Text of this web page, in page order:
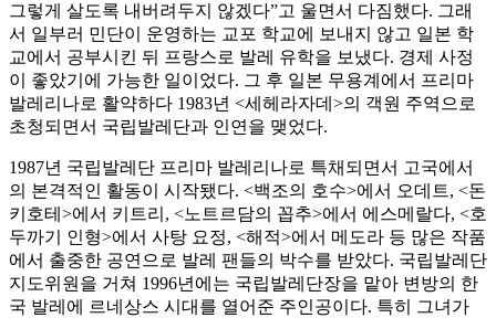
그렇게 살도록 내버려두지 않겠다”고 울면서 다짐했다. 그래
서 일부러 민단이 운영하는 교포 학교에 보내지 않고 일본 학
교에서 공부시킨 뒤 프랑스로 발레 유학을 보냈다. 경제 사정
이 좋았기에 가능한 일이었다. 그 후 일본 무용계에서 프리마
발레리나로 활약하다 1983년 <세헤라자데>의 객원 주역으로
초청되면서 국립발레단과 인연을 맺었다.
1987년 국립발레단 프리마 발레리나로 특채되면서 고국에서
의 본격적인 활동이 시작됐다. <백조의 호수>에서 오데트, <돈
키호테>에서 키트리, <노트르담의 꼽추>에서 에스메랄다, <호
두까기 인형>에서 사탕 요정, <해적>에서 메도라 등 많은 작품
에서 출중한 공연으로 발레 팬들의 박수를 받았다. 국립발레단
지도위원을 거쳐 1996년에는 국립발레단장을 맡아 변방의 한
국 발레에 르네상스 시대를 열어준 주인공이다. 특히 그녀가